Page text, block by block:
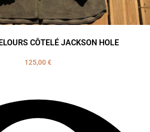
CÔTELÉ JACKSON HOLE
125,00€